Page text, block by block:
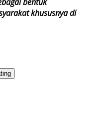
bentuk
khususnya di